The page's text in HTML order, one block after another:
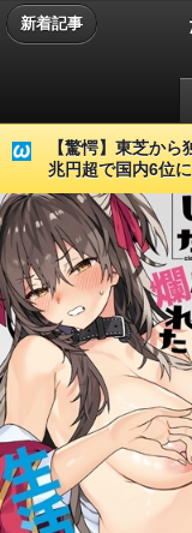
新着記事
【驚愕】東芝か
兆円超で国内6位